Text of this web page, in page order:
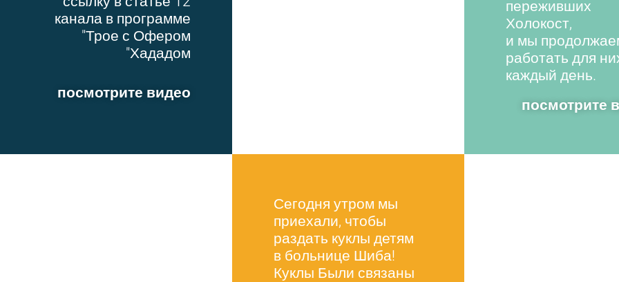
переживших
Холокост,
и мы
работать для
каждый день.
посмотрите
канала в программе
"Трое с Офером
Хададом"
посмотрите видео
Сегодня утром мы
приехали, чтобы
раздать куклы детям
в больнице Шиба!
Куклы Были связаны